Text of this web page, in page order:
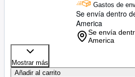
Gastos de
Se envía dentro
America
Se envía
America
Mostrar más
Añadir al carrito